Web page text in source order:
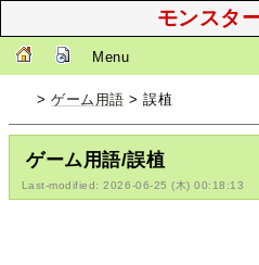
モンスタ
Menu
>ゲーム用語 > 誤植
ゲーム用語/誤植
Last-modified: 2026-06-25 (木) 00:18:13